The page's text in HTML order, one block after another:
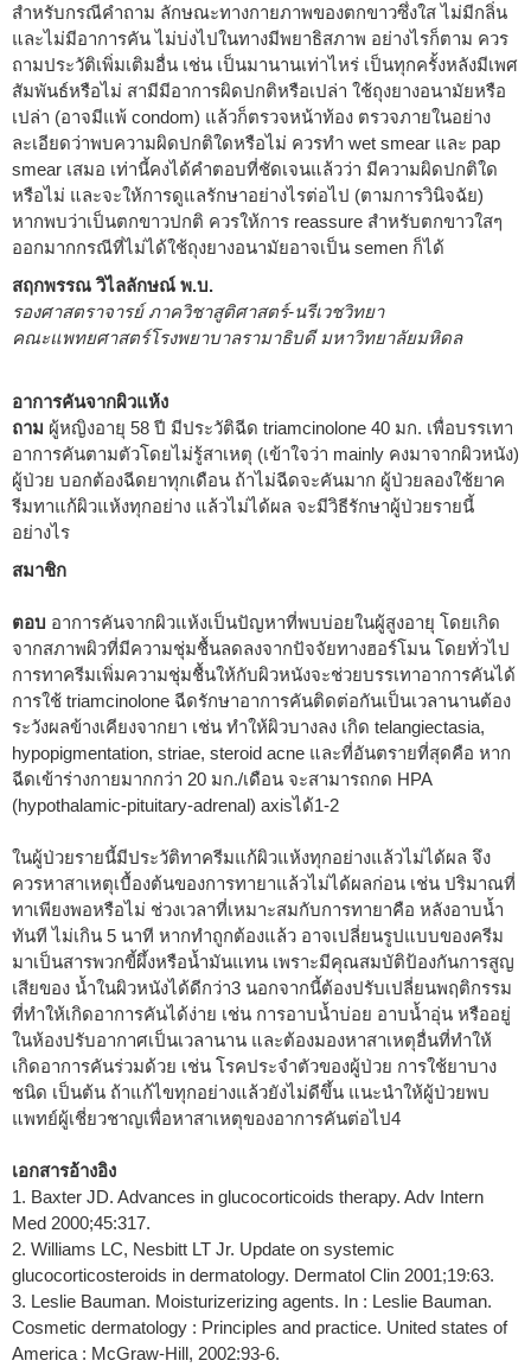
สำหรับกรณีคำถาม ลักษณะทางกายภาพของตกขาวซึ่งใส ไม่มีกลิ่น
และไม่มีอาการคัน ไม่บ่งไปในทางมีพยาธิสภาพ อย่างไรก็ตาม ควร
ถามประวัติเพิ่มเติมอื่น เช่น เป็นมานานเท่าไหร่ เป็นทุกครั้งหลังมีเพศ
สัมพันธ์หรือไม่ สามีมีอาการผิดปกติหรือเปล่า ใช้ถุงยางอนามัยหรือ
เปล่า (อาจมีแพ้ condom) แล้วก็ตรวจหน้าท้อง ตรวจภายในอย่าง
ละเอียดว่าพบความผิดปกติใดหรือไม่ ควรทำ wet smear และ pap
smear เสมอ เท่านี้คงได้คำตอบที่ชัดเจนแล้วว่า มีความผิดปกติใด
หรือไม่ และจะให้การดูแลรักษาอย่างไรต่อไป (ตามการวินิจฉัย)
หากพบว่าเป็นตกขาวปกติ ควรให้การ reassure สำหรับตกขาวใสๆ
ออกมากกรณีที่ไม่ได้ใช้ถุงยางอนามัยอาจเป็น semen ก็ได้
สฤกพรรณ วิไลลักษณ์ พ.บ.
รองศาสตราจารย์ ภาควิชาสูติศาสตร์-นรีเวชวิทยา
คณะแพทยศาสตร์โรงพยาบาลรามาธิบดี มหาวิทยาลัยมหิดล
อาการคันจากผิวแห้ง
ถาม ผู้หญิงอายุ 58 ปี มีประวัติฉีด triamcinolone 40 มก. เพื่อบรรเทา
อาการคันตามตัวโดยไม่รู้สาเหตุ (เข้าใจว่า mainly คงมาจากผิวหนัง)
ผู้ป่วย บอกต้องฉีดยาทุกเดือน ถ้าไม่ฉีดจะคันมาก ผู้ป่วยลองใช้ยาค
รีมทาแก้ผิวแห้งทุกอย่าง แล้วไม่ได้ผล จะมีวิธีรักษาผู้ป่วยรายนี้
อย่างไร
สมาชิก
ตอบ อาการคันจากผิวแห้งเป็นปัญหาที่พบบ่อยในผู้สูงอายุ โดยเกิด
จากสภาพผิวที่มีความชุ่มชื้นลดลงจากปัจจัยทางฮอร์โมน โดยทั่วไป
การทาครีมเพิ่มความชุ่มชื้นให้กับผิวหนังจะช่วยบรรเทาอาการคันได้
การใช้ triamcinolone ฉีดรักษาอาการคันติดต่อกันเป็นเวลานานต้อง
ระวังผลข้างเคียงจากยา เช่น ทำให้ผิวบางลง เกิด telangiectasia,
hypopigmentation, striae, steroid acne และที่อันตรายที่สุดคือ หาก
ฉีดเข้าร่างกายมากกว่า 20 มก./เดือน จะสามารถกด HPA
(hypothalamic-pituitary-adrenal) axisได้1-2
ในผู้ป่วยรายนี้มีประวัติทาครีมแก้ผิวแห้งทุกอย่างแล้วไม่ได้ผล จึง
ควรหาสาเหตุเบื้องต้นของการทายาแล้วไม่ได้ผลก่อน เช่น ปริมาณที่
ทาเพียงพอหรือไม่ ช่วงเวลาที่เหมาะสมกับการทายาคือ หลังอาบน้ำ
ทันที ไม่เกิน 5 นาที หากทำถูกต้องแล้ว อาจเปลี่ยนรูปแบบของครีม
มาเป็นสารพวกขี้ผึ้งหรือน้ำมันแทน เพราะมีคุณสมบัติป้องกันการสูญ
เสียของ น้ำในผิวหนังได้ดีกว่า3 นอกจากนี้ต้องปรับเปลี่ยนพฤติกรรม
ที่ทำให้เกิดอาการคันได้ง่าย เช่น การอาบน้ำบ่อย อาบน้ำอุ่น หรืออยู่
ในห้องปรับอากาศเป็นเวลานาน และต้องมองหาสาเหตุอื่นที่ทำให้
เกิดอาการคันร่วมด้วย เช่น โรคประจำตัวของผู้ป่วย การใช้ยาบาง
ชนิด เป็นต้น ถ้าแก้ไขทุกอย่างแล้วยังไม่ดีขึ้น แนะนำให้ผู้ป่วยพบ
แพทย์ผู้เชี่ยวชาญเพื่อหาสาเหตุของอาการคันต่อไป4
เอกสารอ้างอิง
1. Baxter JD. Advances in glucocorticoids therapy. Adv Intern
Med 2000;45:317.
2. Williams LC, Nesbitt LT Jr. Update on systemic
glucocorticosteroids in dermatology. Dermatol Clin 2001;19:63.
3. Leslie Bauman. Moisturizerizing agents. In : Leslie Bauman.
Cosmetic dermatology : Principles and practice. United states of
America : McGraw-Hill, 2002:93-6.